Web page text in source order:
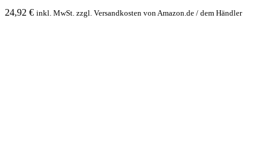
24,92 € inkl. MwSt. zzgl. Versandkosten von Amazon.de / dem Händler